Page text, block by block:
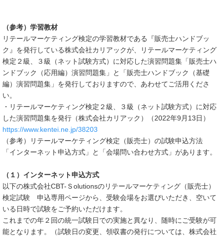
（参考）学習教材
リテールマーケティング検定の学習教材である『販売士ハンドブッ
ク』を発行している株式会社カリアックが、リテールマーケティング
検定２級、３級（ネット試験方式）に対応した演習問題集「販売士ハ
ンドブック（応用編）演習問題集」と「販売士ハンドブック（基礎
編）演習問題集」を発行しておりますので、あわせてご活用くださ
い。
・リテールマーケティング検定２級、３級（ネット試験方式）に対応
した演習問題集を発行（株式会社カリアック）（2022年9月13日）
https://www.kentei.ne.jp/38203
（参考）リテールマーケティング検定（販売士）の試験申込方法
「インターネット申込方式」と「会場問い合わせ方式」があります。
（１）インターネット申込方式
以下の株式会社CBT-Ｓolutionsのリテールマーケティング（販売士）
検定試験 申込専用ページから、受験会場をお選びいただき、空いて
いる日時で試験をご予約いただけます。
これまでの年２回の統一試験日での実施と異なり、随時にご受験が可
能となります。（試験日の変更、領収書の発行については、株式会社